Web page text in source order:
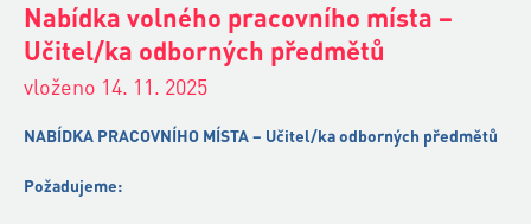
Nabídka volného pracovního místa –
Učitel/ka odborných předmětů
vloženo 14. 11. 2025
NABÍDKA PRACOVNÍHO MÍSTA – Učitel/ka odborných předmětů
Požadujeme: